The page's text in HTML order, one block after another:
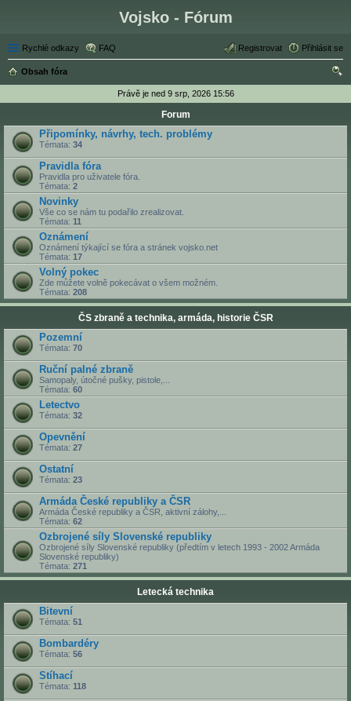
Vojsko - Fórum
Rychlé odkazy FAQ Přihlásit se
Registrovat
Obsah fóra
Právě je ned 9 srp, 2026 15:56
Forum
Připomínky, návrhy, tech. problémy
Témata: 34
Pravidla fóra
Pravidla pro uživatele fóra.
Témata: 2
Novinky
Vše co se nám tu podařilo zrealizovat.
Témata: 11
Oznámení
Oznámení týkající se fóra a stránek vojsko.net
Témata: 17
Volný pokec
Zde můžete volně pokecávat o všem možném.
Témata: 208
ČS zbraně a technika, armáda, historie ČSR
Pozemní
Témata: 70
Ruční palné zbraně
Samopaly, útočné pušky, pistole,...
Témata: 60
Letectvo
Témata: 32
Opevnění
Témata: 27
Ostatní
Témata: 23
Armáda České republiky a ČSR
Armáda České republiky a ČSR, aktivní zálohy,...
Témata: 62
Ozbrojené síly Slovenské republiky
Ozbrojené síly Slovenské republiky (předtím v letech 1993 - 2002 Armáda
Slovenské republiky)
Témata: 271
Letecká technika
Bitevní
Témata: 51
Bombardéry
Témata: 56
Stíhací
Témata: 118